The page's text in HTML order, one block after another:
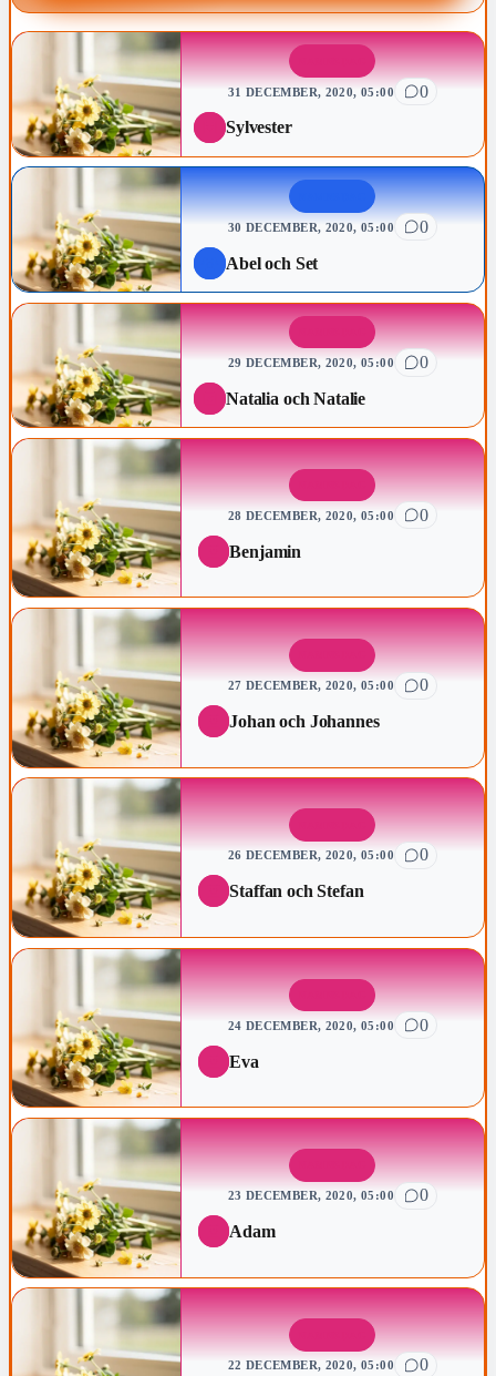
31 DECEMBER, 2020, 05:00
0
Sylvester
30 DECEMBER, 2020, 05:00
0
Abel och Set
29 DECEMBER, 2020, 05:00
0
Natalia och Natalie
28 DECEMBER, 2020, 05:00
0
Benjamin
27 DECEMBER, 2020, 05:00
0
Johan och Johannes
26 DECEMBER, 2020, 05:00
0
Staffan och Stefan
24 DECEMBER, 2020, 05:00
0
Eva
23 DECEMBER, 2020, 05:00
0
Adam
22 DECEMBER, 2020, 05:00 0